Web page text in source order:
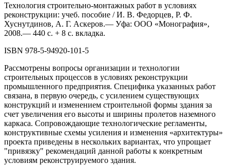
Технология строительно-монтажных работ в условиях
реконструкции: учеб. пособие / И. В. Федорцев, Р. Ф.
Хуснутдинов, А. Г. Аскеров.— Уфа: ООО «Монография»,
2008.— 440 с. + 8 с. вкладка.
ISBN 978-5-94920-101-5
Рассмотрены вопросы организации и технологии
строительных процессов в условиях реконструкции
промышленного предприятия. Специфика указанных работ
связана, в первую очередь, с усилением существующих
конструкций и изменением строительной формы здания за
счет увеличения его высоты и ширины пролетов наземного
каркаса. Сопровождающие технологические регламенты,
конструктивные схемы усиления и изменения «архитектуры»
проекта приведены в нескольких вариантах, что упрощает
"привязку" рекомендаций данной работы к конкретным
условиям реконструируемого здания.